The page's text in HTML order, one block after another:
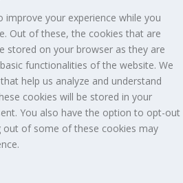
improve your experience while you
Out of these, the cookies that are
stored on your browser as they are
functionalities of the website. We
help us analyze and understand
cookies will be stored in your
You also have the option to opt-out
of some of these cookies may